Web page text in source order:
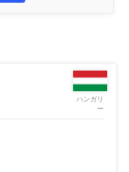
ハンガリ
ー